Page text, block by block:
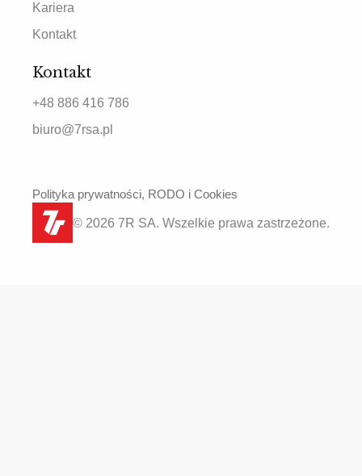
Kariera
Kontakt
Kontakt
+48 886 416 786
biuro@7rsa.pl
© 2026 7R SA. Wszelkie prawa zastrzeżone.
Polityka prywatności, RODO i Cookies